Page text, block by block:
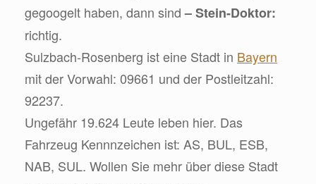
gegoogelt haben, dann sind– Stein-Doktor:
richtig.
Sulzbach-Rosenberg ist eine Stadt in Bayern
mit der Vorwahl: 09661 und der Postleitzahl:
92237.
Ungefähr 19.624 Leute leben hier. Das
Fahrzeug Kennnzeichen ist: AS, BUL, ESB,
NAB, SUL. Wollen Sie mehr über diese Stadt